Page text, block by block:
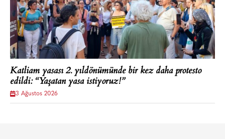
Katliam yasası 2. yıldönümünde bir kez daha protesto
edildi: “Yaşatan yasa istiyoruz!”
3 Ağustos 2026